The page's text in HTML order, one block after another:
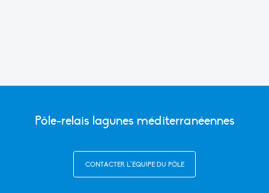
Pôle-relais lagunes méditerranéennes
CONTACTER L’ÉQUIPE DU PÔLE